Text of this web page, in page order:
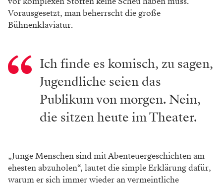
Vorausgesetzt, man beherrscht die große
Bühnenklaviatur.
Ich finde es komisch, zu sagen,
Jugendliche seien das
Publikum von morgen. Nein,
die sitzen heute im Theater.
„Junge Menschen sind mit Abenteuergeschichten am
ehesten abzuholen“, lautet die simple Erklärung dafür,
warum er sich immer wieder an vermeintliche